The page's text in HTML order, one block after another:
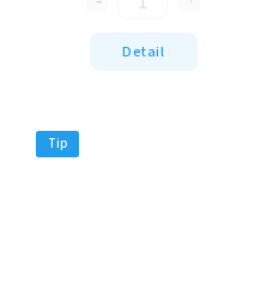
Detail
Tip